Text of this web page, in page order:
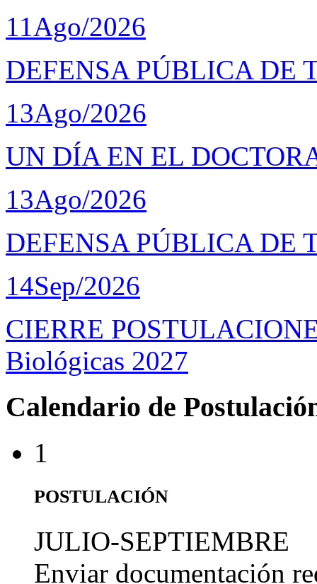
11Ago/2026
DEFENSA PÚBLICA DE
13Ago/2026
UN DÍA EN EL
13Ago/2026
DEFENSA PÚBLICA DE
14Sep/2026
CIERRE
Biológicas 2027
Calendario de
1
POSTULACIÓN
JULIO-SEPTIEMBRE
Enviar documentación